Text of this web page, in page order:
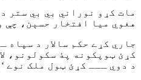
مات کړو نوراني بي بي ستر
هغوي میا افتخار حسېن،
جاري کړے حکم سالار د سپاه
کړئ ټوپکونه پۀ سکولونو،
د دوي ـــ کړئ ټول ملک نوے